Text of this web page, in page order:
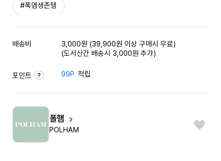
#폭염생존템
배송비
3,000원 (39,900원 이상 구매시 무료)
(도서산간 배송시 3,000원 추가)
포인트 99P 적립
폴햄
POLHAM